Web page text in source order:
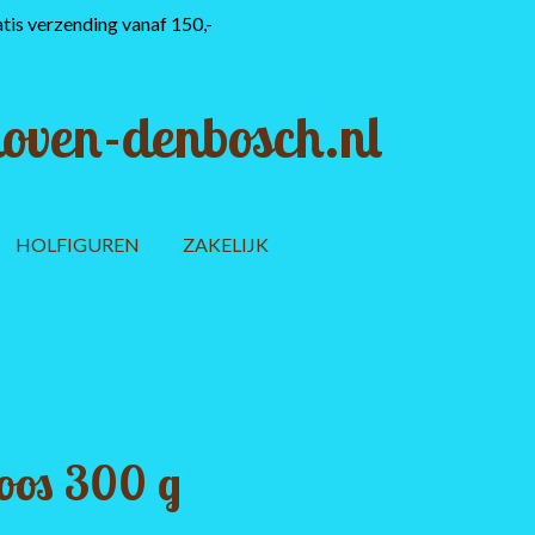
verzending vanaf 150,-
denbosch.nl
HOLFIGUREN ZAKELIJK
300 g